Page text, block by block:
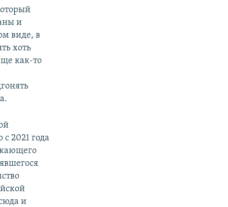
и
виде, в
хоть
как-то
2021 года
и